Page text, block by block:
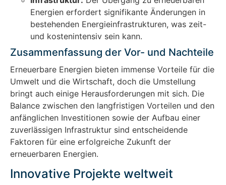
Energien erfordert signifikante Änderungen in
bestehenden Energieinfrastrukturen, was zeit-
und kostenintensiv sein kann.
Zusammenfassung der Vor- und Nachteile
Erneuerbare Energien bieten immense Vorteile für die
Umwelt und die Wirtschaft, doch die Umstellung
bringt auch einige Herausforderungen mit sich. Die
Balance zwischen den langfristigen Vorteilen und den
anfänglichen Investitionen sowie der Aufbau einer
zuverlässigen Infrastruktur sind entscheidende
Faktoren für eine erfolgreiche Zukunft der
erneuerbaren Energien.
Innovative Projekte weltweit